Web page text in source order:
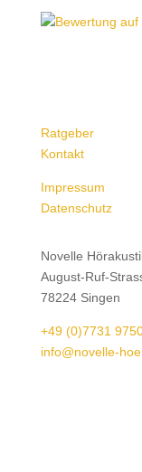
Ratgeber
Kontakt
Impressum
Datenschutz
Novelle
August-Ruf-
78224 Singen
+49 (0)7731
info@novelle-